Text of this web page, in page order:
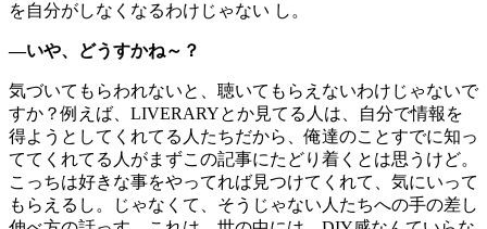
を自分がしなくなるわけじゃない し。
―いや、どうすかね～？
気づいてもらわれないと、聴いてもらえないわけじゃないで
すか？例えば、LIVERARYとか見てる人は、自分で情報を
得ようとしてくれてる人たちだから、俺達のことすでに知っ
ててくれてる人がまずこの記事にたどり着くとは思うけど。
こっちは好きな事をやってれば見つけてくれて、気にいって
もらえるし。じゃなくて、そうじゃない人たちへの手の差し